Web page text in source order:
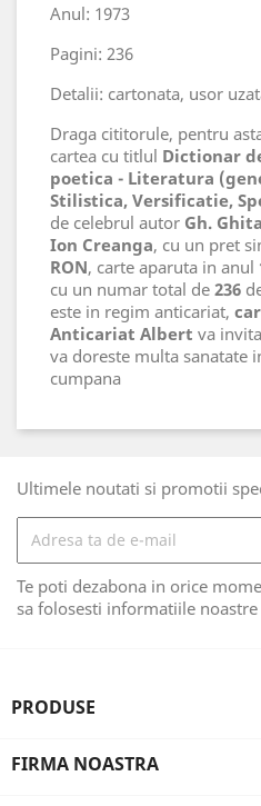
Anul: 1973
Pagini: 236
Detalii: cartonata, usor
Draga cititorule, pentru
cartea cu titlul Dictionar
poetica - Literatura
Stilistica, Versificatie,
de celebrul autor Gh.
Ion Creanga, cu un pret
RON, carte aparuta in anul
cu un numar total de 236
este in regim anticariat,
Anticariat Albert va
va doreste multa sanatate
cumpana
Ultimele noutati si promotii
Te poti dezabona in orice
sa folosesti informatiile
PRODUSE
FIRMA NOASTRA